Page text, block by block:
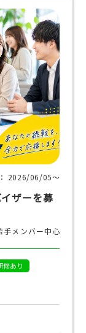
2026/06/05〜
ザーを募
手メンバー中心
修あり